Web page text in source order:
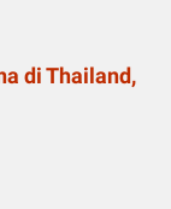
di Thailand,